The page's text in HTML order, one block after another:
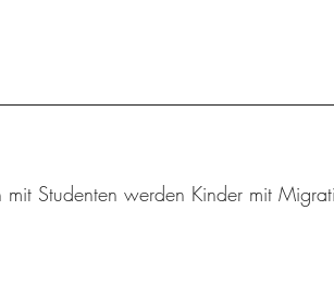
mit Studenten werden Kinder mit